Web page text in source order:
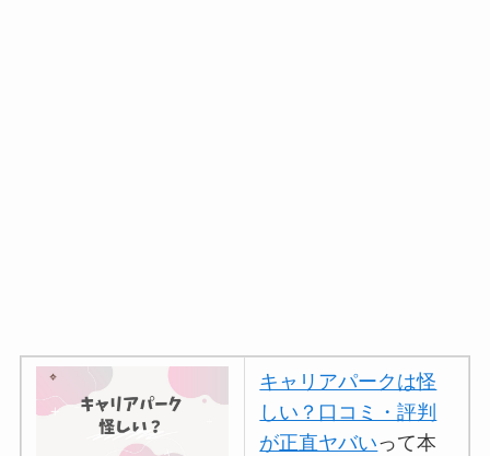
キャリアパークは怪
しい？口コミ・評判
が正直ヤバいって本